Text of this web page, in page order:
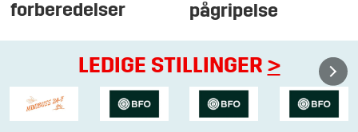
forberedelser
pågripelse
LEDIGE STILLINGER >